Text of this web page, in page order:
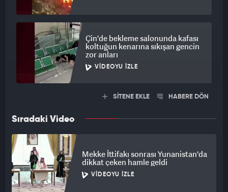
Çin'de bekleme salonunda kafası
koltuğun kenarına sıkışan gencin
zor anları
VIDEOYU İZLE
SİTENE EKLE HABERE DÖN
Sıradaki Video
Mekke İttifakı sonrası Yunanistan'da
dikkat çeken hamle geldi
VIDEOYU İZLE